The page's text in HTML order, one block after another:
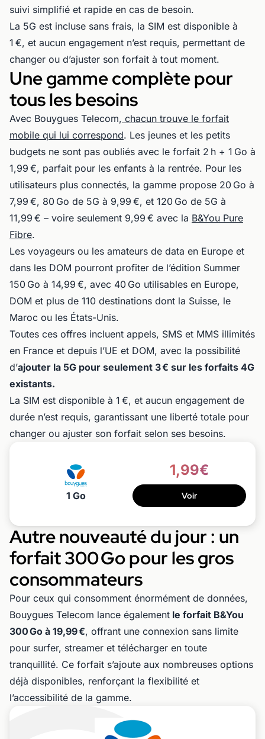
suivi simplifié et rapide en cas de besoin.
La 5G est incluse sans frais, la SIM est disponible à
1 €, et aucun engagement n’est requis, permettant de
changer ou d’ajuster son forfait à tout moment.
Une gamme complète pour
tous les besoins
Avec Bouygues Telecom, chacun trouve le forfait
mobile qui lui correspond. Les jeunes et les petits
budgets ne sont pas oubliés avec le forfait 2 h + 1 Go à
1,99 €, parfait pour les enfants à la rentrée. Pour les
utilisateurs plus connectés, la gamme propose 20 Go à
7,99 €, 80 Go de 5G à 9,99 €, et 120 Go de 5G à
11,99 € – voire seulement 9,99 € avec la B&You Pure
Fibre.
Les voyageurs ou les amateurs de data en Europe et
dans les DOM pourront profiter de l’édition Summer
150 Go à 14,99 €, avec 40 Go utilisables en Europe,
DOM et plus de 110 destinations dont la Suisse, le
Maroc ou les États-Unis.
Toutes ces offres incluent appels, SMS et MMS illimités
en France et depuis l’UE et DOM, avec la possibilité
d’ajouter la 5G pour seulement 3 € sur les forfaits 4G
existants.
La SIM est disponible à 1 €, et aucun engagement de
durée n’est requis, garantissant une liberté totale pour
changer ou ajuster son forfait selon ses besoins.
1 Go
1,99€
Voir
Autre nouveauté du jour : un
forfait 300 Go pour les gros
consommateurs
Pour ceux qui consomment énormément de données,
Bouygues Telecom lance également le forfait B&You
300 Go à 19,99 €, offrant une connexion sans limite
pour surfer, streamer et télécharger en toute
tranquillité. Ce forfait s’ajoute aux nombreuses options
déjà disponibles, renforçant la flexibilité et
l’accessibilité de la gamme.